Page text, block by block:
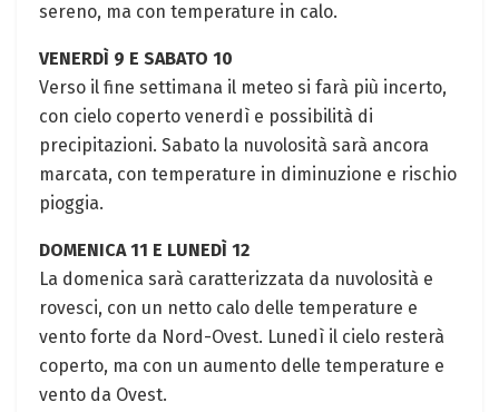
sereno, ma con temperature in calo.
VENERDÌ 9 E SABATO 10
Verso il fine settimana il meteo si farà più incerto,
con cielo coperto venerdì e possibilità di
precipitazioni. Sabato la nuvolosità sarà ancora
marcata, con temperature in diminuzione e rischio
pioggia.
DOMENICA 11 E LUNEDÌ 12
La domenica sarà caratterizzata da nuvolosità e
rovesci, con un netto calo delle temperature e
vento forte da Nord-Ovest. Lunedì il cielo resterà
coperto, ma con un aumento delle temperature e
vento da Ovest.